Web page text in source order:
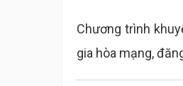
Chương trình
gia hòa mạng,